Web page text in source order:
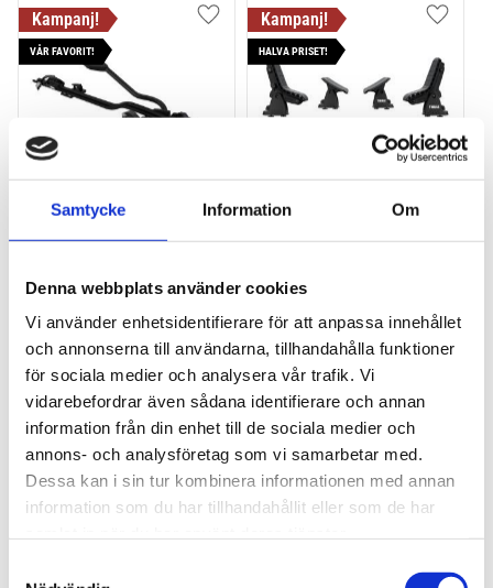
Samtycke Information Om
Denna webbplats använder cookies
Vi använder enhetsidentifierare för att anpassa innehållet
och annonserna till användarna, tillhandahålla funktioner
för sociala medier och analysera vår trafik. Vi
vidarebefordrar även sådana identifierare och annan
information från din enhet till de sociala medier och
annons- och analysföretag som vi samarbetar med.
Dessa kan i sin tur kombinera informationen med annan
information som du har tillhandahållit eller som de har
THULE PRORIDE BLACK
takcykelhållare
2 395kr
2 595
VÅR FAVORIT!
Lägg till i favoriter
THULE DOCKGLIDE
1 495kr
3 145
HALVA PRISET!
Lägg
Lägg till i favoriter
POPULÄRAST!
Lägg